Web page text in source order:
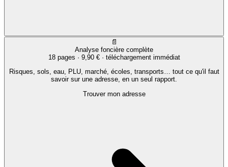
📄
Analyse foncière complète
18 pages · 9,90 €· téléchargement immédiat
Risques, sols, eau, PLU, marché, écoles, transports… tout ce qu'il faut
savoir sur une adresse, en un seul rapport.
Trouver mon adresse